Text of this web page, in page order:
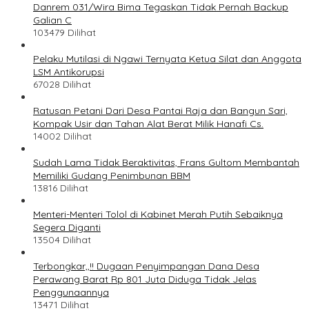
Danrem 031/Wira Bima Tegaskan Tidak Pernah Backup
Galian C
103479 Dilihat
Pelaku Mutilasi di Ngawi Ternyata Ketua Silat dan Anggota
LSM Antikorupsi
67028 Dilihat
Ratusan Petani Dari Desa Pantai Raja dan Bangun Sari,
Kompak Usir dan Tahan Alat Berat Milik Hanafi Cs.
14002 Dilihat
Sudah Lama Tidak Beraktivitas, Frans Gultom Membantah
Memiliki Gudang Penimbunan BBM
13816 Dilihat
Menteri-Menteri Tolol di Kabinet Merah Putih Sebaiknya
Segera Diganti
13504 Dilihat
Terbongkar,,!! Dugaan Penyimpangan Dana Desa
Perawang Barat Rp 801 Juta Diduga Tidak Jelas
Penggunaannya
13471 Dilihat